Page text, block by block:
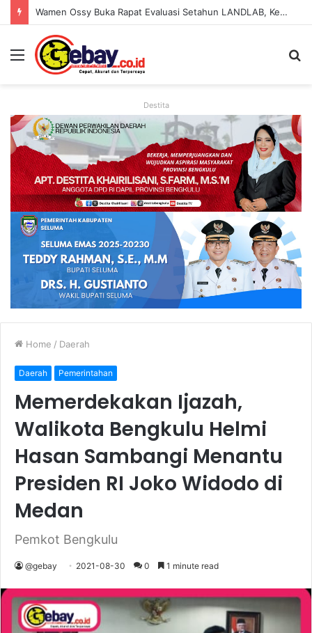
Wamen Ossy Buka Rapat Evaluasi Setahun LANDLAB, Kerja Sama Kementerian ATR/BPN Bersama JICA
Destita
Home / Daerah
Daerah Pemerintahan
Memerdekakan Ijazah,
Walikota Bengkulu Helmi
Hasan Sambangi Menantu
Presiden RI Joko Widodo di
Medan
Pemkot Bengkulu
@gebay 2021-08-30 0 1 minute read